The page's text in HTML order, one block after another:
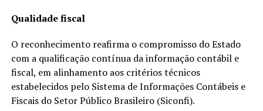
Qualidade fiscal
O reconhecimento reafirma o compromisso do Estado
com a qualificação contínua da informação contábil e
fiscal, em alinhamento aos critérios técnicos
estabelecidos pelo Sistema de Informações Contábeis e
Fiscais do Setor Público Brasileiro (Siconfi).